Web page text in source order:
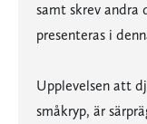
samt skrev andra
presenteras i
Upplevelsen att
småkryp, är